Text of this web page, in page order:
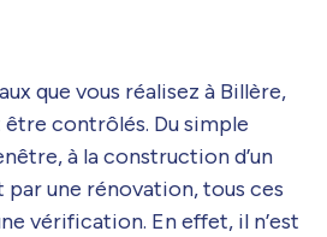
que vous réalisez à Billère,
contrôlés. Du simple
à la construction d’un
par une rénovation, tous ces
vérification. En effet, il n’est